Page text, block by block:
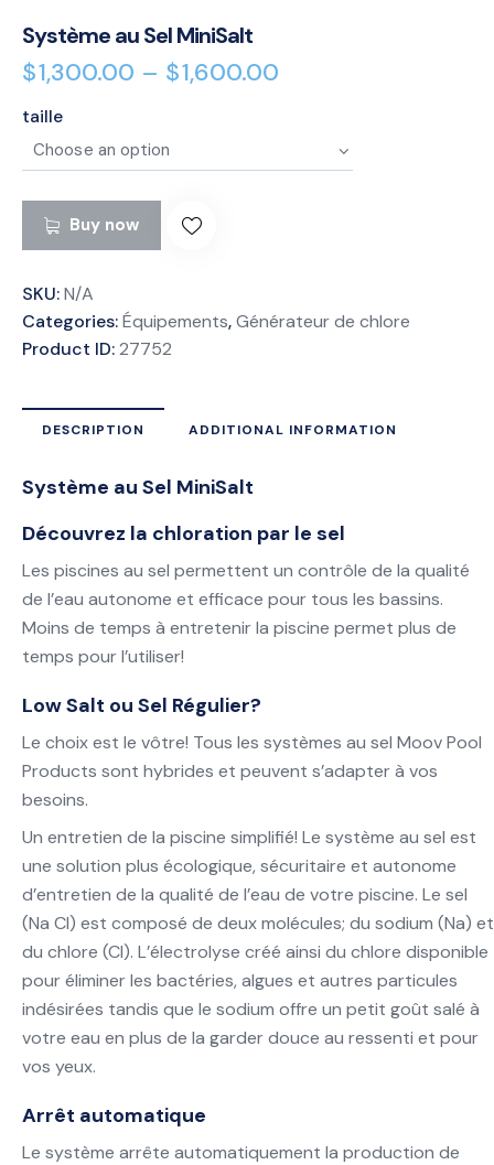
Système au Sel MiniSalt
$1,300.00 – $1,600.00
taille
Buy now
SKU:N/A
Categories:Équipements,Générateur de chlore
Product ID:27752
DESCRIPTION ADDITIONAL INFORMATION
Système au Sel MiniSalt
Découvrez la chloration par le sel
Les piscines au sel permettent un contrôle de la qualité
de l’eau autonome et efficace pour tous les bassins.
Moins de temps à entretenir la piscine permet plus de
temps pour l’utiliser!
Low Salt ou Sel Régulier?
Le choix est le vôtre! Tous les systèmes au sel Moov Pool
Products sont hybrides et peuvent s’adapter à vos
besoins.
Un entretien de la piscine simplifié! Le système au sel est
une solution plus écologique, sécuritaire et autonome
d’entretien de la qualité de l’eau de votre piscine. Le sel
(Na Cl) est composé de deux molécules; du sodium (Na) et
du chlore (Cl). L’électrolyse créé ainsi du chlore disponible
pour éliminer les bactéries, algues et autres particules
indésirées tandis que le sodium offre un petit goût salé à
votre eau en plus de la garder douce au ressenti et pour
vos yeux.
Arrêt automatique
Le système arrête automatiquement la production de